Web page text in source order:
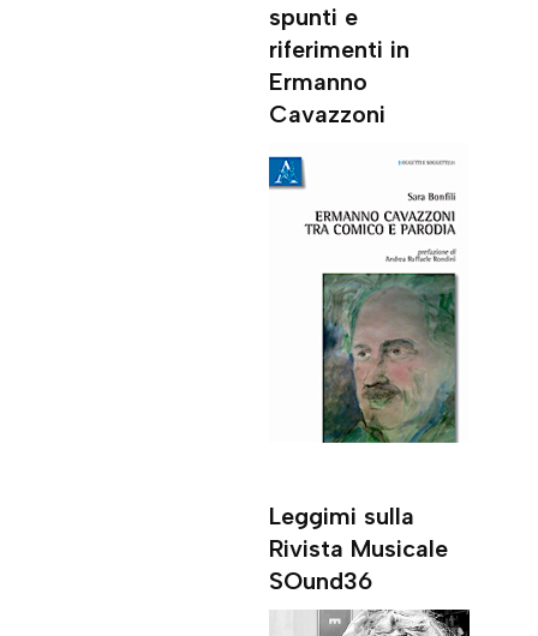
spunti e
riferimenti in
Ermanno
Cavazzoni
Leggimi sulla
Rivista Musicale
SOund36